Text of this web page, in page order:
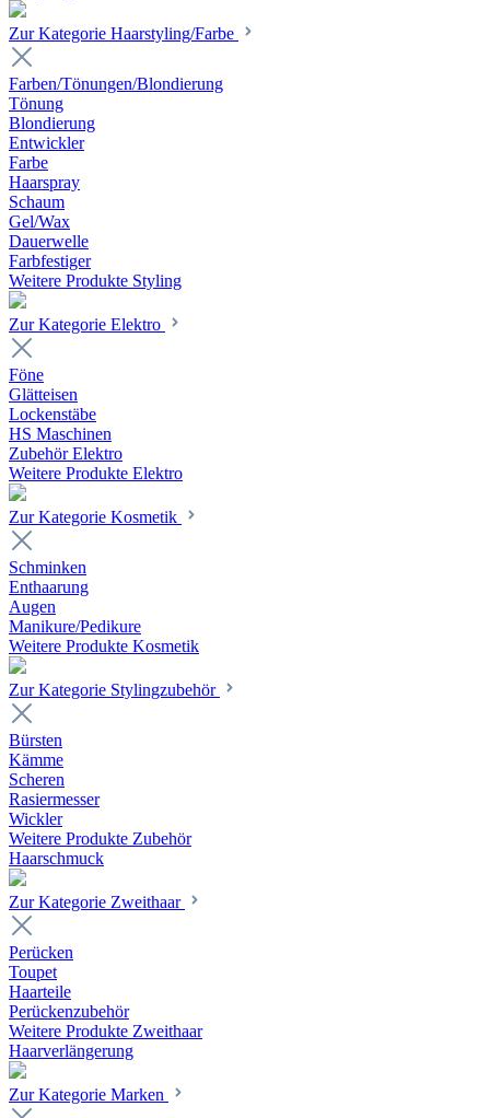
Zur Kategorie Haarstyling/Farbe
Farben/Tönungen/Blondierung
Tönung
Blondierung
Entwickler
Farbe
Haarspray
Schaum
Gel/Wax
Dauerwelle
Farbfestiger
Weitere Produkte Styling
Zur Kategorie Elektro
Föne
Glätteisen
Lockenstäbe
HS Maschinen
Zubehör Elektro
Weitere Produkte Elektro
Zur Kategorie Kosmetik
Schminken
Enthaarung
Augen
Manikure/Pedikure
Weitere Produkte Kosmetik
Zur Kategorie Stylingzubehör
Bürsten
Kämme
Scheren
Rasiermesser
Wickler
Weitere Produkte Zubehör
Haarschmuck
Zur Kategorie Zweithaar
Perücken
Toupet
Haarteile
Perückenzubehör
Weitere Produkte Zweithaar
Haarverlängerung
Zur Kategorie Marken